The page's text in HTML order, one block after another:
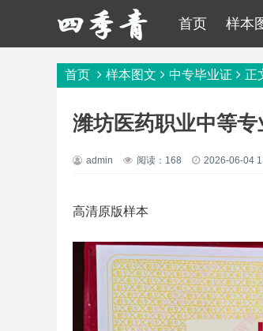
首页 样本
首页 样本图文 中专毕业证 正
潍坊医药职业中等
admin 阅读：168 2026-06-04
高清原版样本